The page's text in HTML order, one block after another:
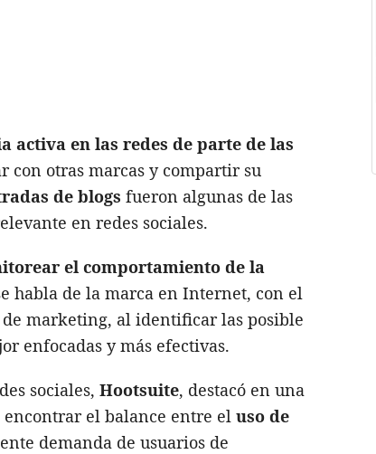
activa en las redes de parte de las
con otras marcas y compartir su
de blogs fueron algunas de las
en redes sociales.
el comportamiento de la
habla de la marca en Internet, con el
marketing, al identificar las posible
enfocadas y más efectivas.
sociales, Hootsuite, destacó en una
el balance entre el uso de
demanda de usuarios de